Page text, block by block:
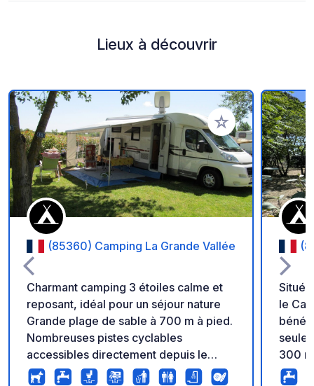
Lieux à découvrir
Ajouter à vos
(85360) Camping La Grande Vallée
Charmant camping 3 étoiles calme et
reposant, idéal pour un séjour nature
Grande plage de sable à 700 m à pied.
Nombreuses pistes cyclables
accessibles directement depuis le
camping Emplacements spacieux au
Situé
le
300